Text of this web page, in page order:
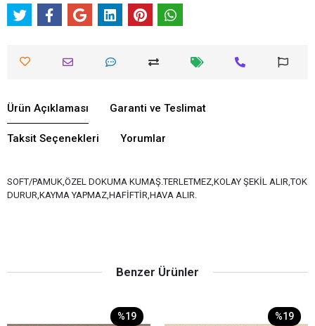
Ürün Açıklaması Garanti ve Teslimat
Taksit Seçenekleri Yorumlar
SOFT/PAMUK,ÖZEL DOKUMA KUMAŞ.TERLETMEZ,KOLAY ŞEKİL ALIR,TOK
DURUR,KAYMA YAPMAZ,HAFİFTİR,HAVA ALIR.
Benzer Ürünler
%19 %19